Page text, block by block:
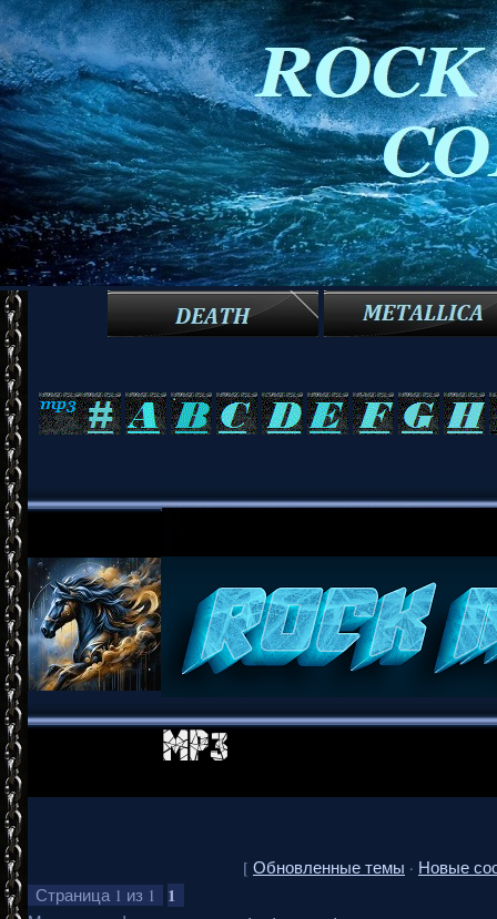
[ Обновленные темы · Новые
Страница 1 из 1 1